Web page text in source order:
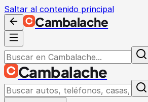
Saltar al contenido principal
Cambalache
Cambalache